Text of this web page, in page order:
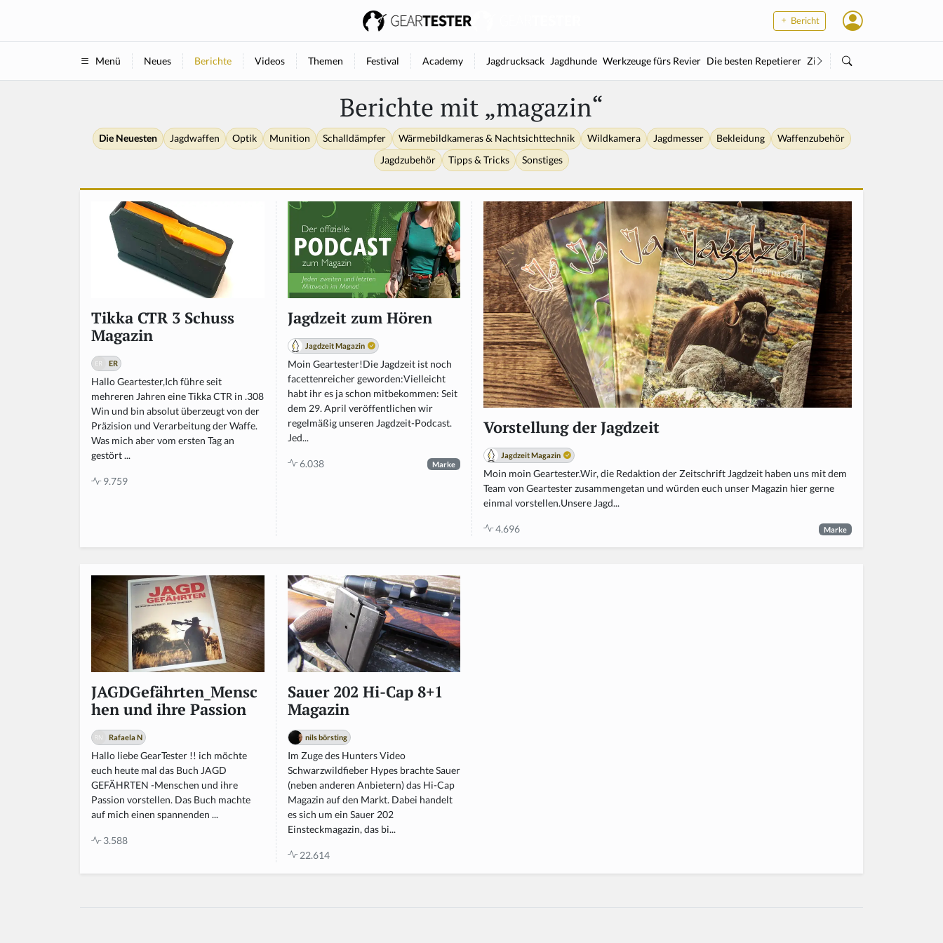
Bericht
Menü Neues Berichte Videos Themen Festival Academy Jagdrucksack Jagdhunde Werkzeuge fürs Revier Die besten Repetierer Zielstock
Berichte mit „magazin“
Die Neuesten Jagdwaffen Optik Munition Schalldämpfer Wärmebildkameras & Nachtsichttechnik Wildkamera Jagdmesser Bekleidung
Waffenzubehör
Jagdzubehör
Tipps & Tricks Sonstiges
Tikka CTR 3 Schuss
Magazin
ER
Hallo Geartester,Ich führe seit
mehreren Jahren eine Tikka CTR in .308
Win und bin absolut überzeugt von der
Präzision und Verarbeitung der Waffe.
Was mich aber vom ersten Tag an
gestört ...
9.759
Jagdzeit zum Hören
Jagdzeit Magazin
Moin Geartester!Die Jagdzeit ist noch
facettenreicher geworden:Vielleicht
habt ihr es ja schon mitbekommen: Seit
dem 29. April veröffentlichen wir
regelmäßig unseren Jagdzeit-Podcast.
Jed...
6.038 Marke
Vorstellung der Jagdzeit
Jagdzeit Magazin
Moin moin Geartester.Wir, die Redaktion der Zeitschrift Jagdzeit haben uns mit dem
Team von Geartester zusammengetan und würden euch unser Magazin hier gerne
einmal vorstellen.Unsere Jagd...
4.696 Marke
JAGDGefährten_Mensc
hen und ihre Passion
Rafaela N
Hallo liebe GearTester !! ich möchte
euch heute mal das Buch JAGD
GEFÄHRTEN -Menschen und ihre
Passion vorstellen. Das Buch machte
auf mich einen spannenden ...
3.588
Sauer 202 Hi-Cap 8+1
Magazin
nils börsting
Im Zuge des Hunters Video
Schwarzwildfieber Hypes brachte Sauer
(neben anderen Anbietern) das Hi-Cap
Magazin auf den Markt. Dabei handelt
es sich um ein Sauer 202
Einsteckmagazin, das bi...
22.614